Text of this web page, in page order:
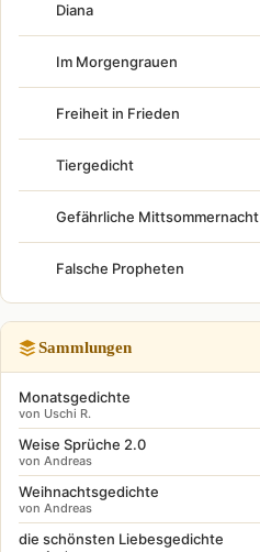
Diana
Im Morgengrauen
Freiheit in Frieden
Tiergedicht
Gefährliche Mittsommernacht
Falsche Propheten
Sammlungen
Monatsgedichte
von Uschi R.
Weise Sprüche 2.0
von Andreas
Weihnachtsgedichte
von Andreas
die schönsten Liebesgedichte